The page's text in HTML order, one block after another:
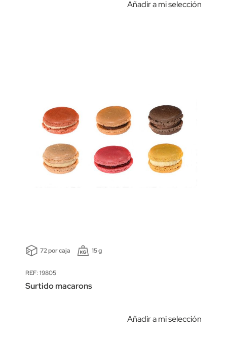
Añadir a mi selección
72 por caja 15 g
REF: 19805
Surtido macarons
Añadir a mi selección